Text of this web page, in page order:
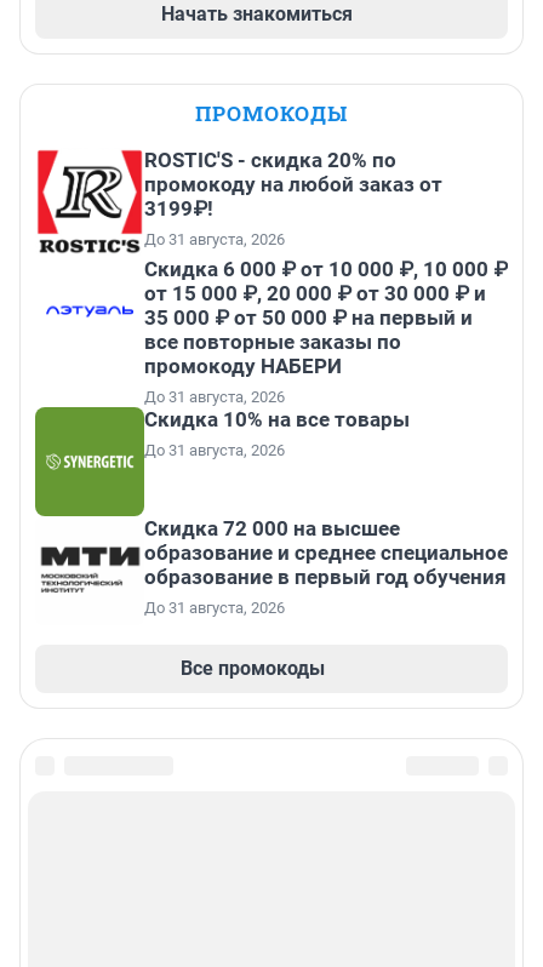
Начать знакомиться
ПРОМОКОДЫ
ROSTIC'S - скидка 20% по
промокоду на любой заказ от
3199₽!
До 31 августа, 2026
Скидка 6 000 ₽ от 10 000 ₽, 10 000 ₽
от 15 000 ₽, 20 000 ₽ от 30 000 ₽ и
35 000 ₽ от 50 000 ₽ на первый и
все повторные заказы по
промокоду НАБЕРИ
До 31 августа, 2026
Скидка 10% на все товары
До 31 августа, 2026
Скидка 72 000 на высшее
образование и среднее специальное
образование в первый год обучения
До 31 августа, 2026
Все промокоды